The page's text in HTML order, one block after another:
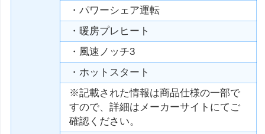
・パワーシェア運転
・暖房プレヒート
・風速ノッチ3
・ホットスタート
※記載された情報は商品仕様の一部で
すので、詳細はメーカーサイトにてご
確認ください。